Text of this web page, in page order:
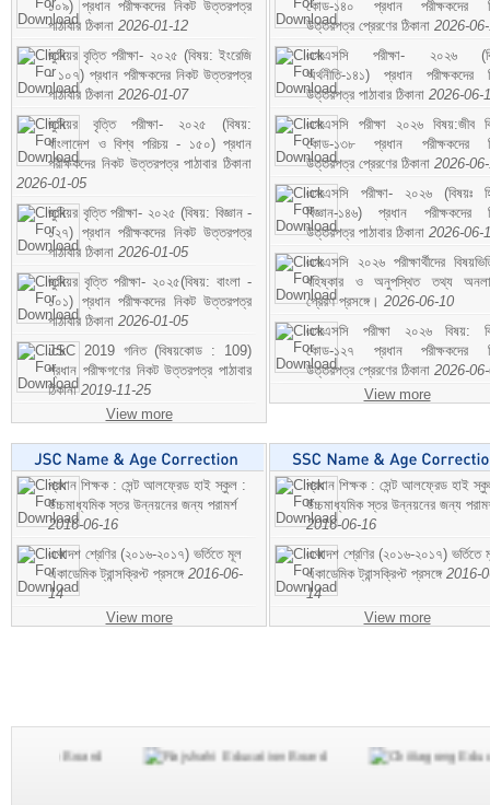
১০৯) প্রধান পরীক্ষকদের নিকট উত্তরপত্র
পাঠাবার ঠিকানা 2026-01-12
জুনিয়র বৃত্তি পরীক্ষা- ২০২৫ (বিষয়: ইংরেজি
- ১০৭) প্রধান পরীক্ষকদের নিকট উত্তরপত্র
পাঠাবার ঠিকানা 2026-01-07
জুনিয়র বৃত্তি পরীক্ষা- ২০২৫ (বিষয়:
বাংলাদেশ ও বিশ্ব পরিচয় - ১৫০) প্রধান
পরীক্ষকদের নিকট উত্তরপত্র পাঠাবার ঠিকানা
2026-01-05
জুনিয়র বৃত্তি পরীক্ষা- ২০২৫ (বিষয়: বিজ্ঞান -
১২৭) প্রধান পরীক্ষকদের নিকট উত্তরপত্র
পাঠাবার ঠিকানা 2026-01-05
জুনিয়র বৃত্তি পরীক্ষা- ২০২৫(বিষয়: বাংলা -
১০১) প্রধান পরীক্ষকদের নিকট উত্তরপত্র
পাঠাবার ঠিকানা 2026-01-05
JSC 2019 গনিত (বিষয়কোড : 109)
প্রধান পরীক্ষগণের নিকট উত্তরপত্র পাঠাবার
ঠিকানা2019-11-25
View more
কোড-১৪০ প্রধান পরীক্ষকদের
উত্তরপত্র প্রেরণের ঠিকানা 2026-
এসএসসি পরীক্ষা- ২০২৬
অর্থনীতি-১৪১) প্রধান পরীক্ষকদের
উত্তরপত্র পাঠাবার ঠিকানা 2026-06-
এসএসসি পরীক্ষা ২০২৬ বিষয়:জীব
কোড-১৩৮ প্রধান পরীক্ষকদের
উত্তরপত্র প্রেরণের ঠিকানা 2026-
এসএসসি পরীক্ষা- ২০২৬ (বিষয়ঃ
বিজ্ঞান-১৪৬) প্রধান পরীক্ষকদের
উত্তরপত্র পাঠাবার ঠিকানা 2026-06-
এসএসসি ২০২৬ পরীক্ষার্থীদের
বহিষ্কার ও অনুপস্থিত তথ্য
প্রেরণ প্রসঙ্গে। 2026-06-10
এসএসসি পরীক্ষা ২০২৬ বিষয়:
কোড-১২৭ প্রধান পরীক্ষকদের
উত্তরপত্র প্রেরণের ঠিকানা 2026-
View more
প্রধান শিক্ষক : সেন্ট আলফ্রেড হাই স্কুল :
উচ্চমাধ্যমিক স্তর উন্নয়নের জন্য পরামর্শ
2016-06-16
একাদশ শ্রেণির (২০১৬-২০১৭) ভর্তিতে মূল
একাডেমিক ট্রান্সক্রিপ্ট প্রসঙ্গে 2016-06-
14
View more
প্রধান শিক্ষক : সেন্ট আলফ্রেড হাই
উচ্চমাধ্যমিক স্তর উন্নয়নের জন্য
2016-06-16
একাদশ শ্রেণির (২০১৬-২০১৭) ভর্তিতে
একাডেমিক ট্রান্সক্রিপ্ট প্রসঙ্গে 2016-
14
View more